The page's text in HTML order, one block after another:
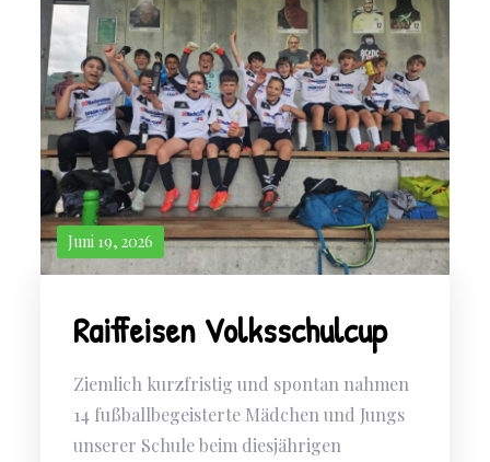
Juni 19, 2026
Raiffeisen Volksschulcup
Ziemlich kurzfristig und spontan nahmen
14 fußballbegeisterte Mädchen und Jungs
unserer Schule beim diesjährigen